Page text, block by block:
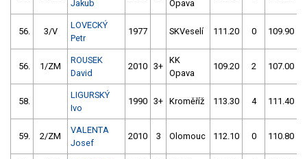
Jakub
Opava
56. 3/V
LOVECKÝ
Petr
1977 SKVeselí 111.20 0 109.90
56. 1/ZM
ROUSEK
David
2010 3+
KK
Opava
109.20 2 107.00
58.
LIGURSKÝ
Ivo
1990 3+ Kroměříž 113.30 4 111.40
59. 2/ZM
VALENTA
Josef
2010 3 Olomouc 112.10 0 110.80